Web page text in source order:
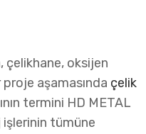
çelikhane, oksijen
aşamasında çelik
termini HD METAL
işlerinin tümüne